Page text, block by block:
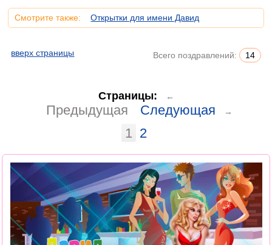
Смотрите также: Открытки для имени Давид
вверх страницы Всего поздравлений: 14
Страницы: ←
Предыдущая Следующая →
1 2